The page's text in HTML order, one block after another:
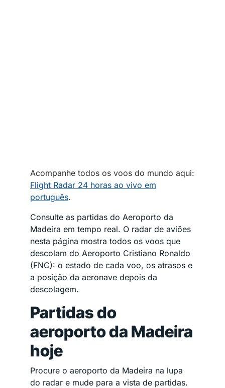
Acompanhe todos os voos do mundo aqui:
Flight Radar 24 horas ao vivo em
português.
Consulte as partidas do Aeroporto da
Madeira em tempo real. O radar de aviões
nesta página mostra todos os voos que
descolam do Aeroporto Cristiano Ronaldo
(FNC): o estado de cada voo, os atrasos e
a posição da aeronave depois da
descolagem.
Partidas do
aeroporto da Madeira
hoje
Procure o aeroporto da Madeira na lupa
do radar e mude para a vista de partidas.